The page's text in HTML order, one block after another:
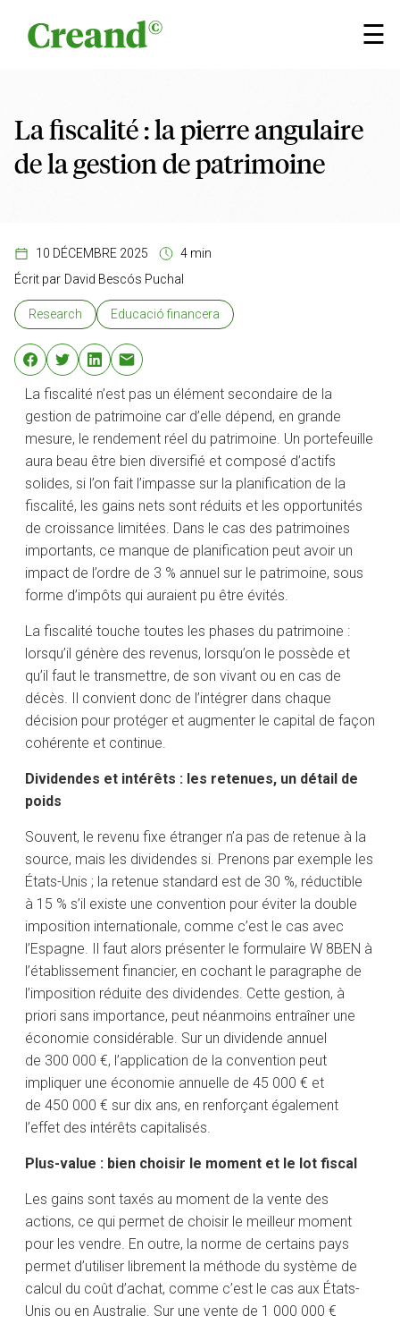
☰
×
La fiscalité : la pierre angulaire
de la gestion de patrimoine
10 DÉCEMBRE 2025
4 min
Écrit par David Bescós Puchal
Research Educació financera
La fiscalité n’est pas un élément secondaire de la
gestion de patrimoine car d’elle dépend, en grande
mesure, le rendement réel du patrimoine. Un portefeuille
aura beau être bien diversifié et composé d’actifs
solides, si l’on fait l’impasse sur la planification de la
fiscalité, les gains nets sont réduits et les opportunités
de croissance limitées. Dans le cas des patrimoines
importants, ce manque de planification peut avoir un
impact de l’ordre de 3 % annuel sur le patrimoine, sous
forme d’impôts qui auraient pu être évités.
La fiscalité touche toutes les phases du patrimoine :
lorsqu’il génère des revenus, lorsqu’on le possède et
qu’il faut le transmettre, de son vivant ou en cas de
décès. Il convient donc de l’intégrer dans chaque
décision pour protéger et augmenter le capital de façon
cohérente et continue.
Dividendes et intérêts : les retenues, un détail de
poids
Souvent, le revenu fixe étranger n’a pas de retenue à la
source, mais les dividendes si. Prenons par exemple les
États-Unis ; la retenue standard est de 30 %, réductible
à 15 % s’il existe une convention pour éviter la double
imposition internationale, comme c’est le cas avec
l’Espagne. Il faut alors présenter le formulaire W 8BEN à
l’établissement financier, en cochant le paragraphe de
l’imposition réduite des dividendes. Cette gestion, à
priori sans importance, peut néanmoins entraîner une
économie considérable. Sur un dividende annuel
de 300 000 €, l’application de la convention peut
impliquer une économie annuelle de 45 000 € et
de 450 000 € sur dix ans, en renforçant également
l’effet des intérêts capitalisés.
Plus-value : bien choisir le moment et le lot fiscal
Les gains sont taxés au moment de la vente des
actions, ce qui permet de choisir le meilleur moment
pour les vendre. En outre, la norme de certains pays
permet d’utiliser librement la méthode du système de
calcul du coût d’achat, comme c’est le cas aux États-
Unis ou en Australie. Sur une vente de 1 000 000 €